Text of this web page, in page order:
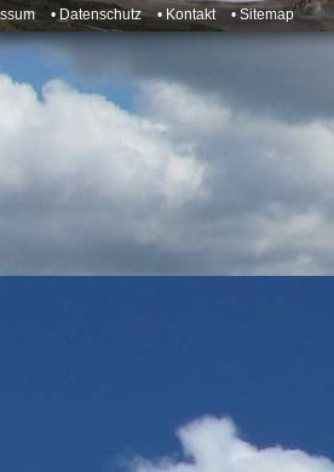
• Datenschutz • Kontakt • Sitemap